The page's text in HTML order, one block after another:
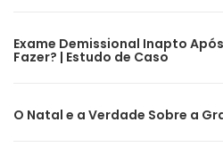
Exame Demissional Inapto
Fazer? | Estudo de Caso
O Natal e a Verdade Sobre a